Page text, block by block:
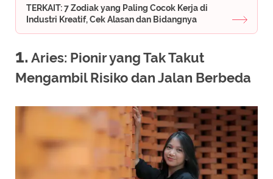
TERKAIT: 7 Zodiak yang Paling Cocok Kerja di
Industri Kreatif, Cek Alasan dan Bidangnya
1. Aries: Pionir yang Tak Takut
Mengambil Risiko dan Jalan Berbeda